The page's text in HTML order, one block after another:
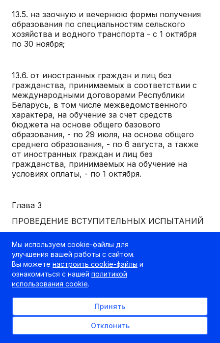
13.5. на заочную и вечернюю формы получения
образования по специальностям сельского
хозяйства и водного транспорта - с 1 октября
по 30 ноября;
13.6. от иностранных граждан и лиц без
гражданства, принимаемых в соответствии с
международными договорами Республики
Беларусь, в том числе межведомственного
характера, на обучение за счет средств
бюджета на основе общего базового
образования, - по 29 июля, на основе общего
среднего образования, - по 6 августа, а также
от иностранных граждан и лиц без
гражданства, принимаемых на обучение на
условиях оплаты, - по 1 октября.
Глава 3
ПРОВЕДЕНИЕ ВСТУПИТЕЛЬНЫХ ИСПЫТАНИЙ
14. Проведение вступительных испытаний в
ссузах осуществляется в следующие сроки:
Беларусь от 08.02.2008 N 70;
14.2. на дневную форму получения образования
Мы используем cookie-файлы для
улучшения вашей работы с сайтом.
Вы можете настроить cookie-файлы и
ознакомиться с нашей политикой
использования cookie.
Принять
Отклонить